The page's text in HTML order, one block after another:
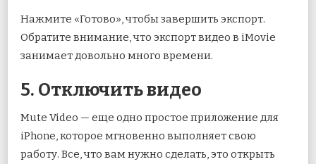
Нажмите «Готово», чтобы завершить экспорт.
Обратите внимание, что экспорт видео в iMovie
занимает довольно много времени.
5. Отключить видео
Mute Video — еще одно простое приложение для
iPhone, которое мгновенно выполняет свою
работу. Все, что вам нужно сделать, это открыть